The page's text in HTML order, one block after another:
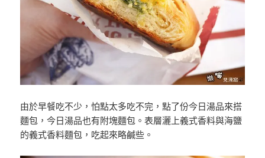
由於早餐吃不少，怕點太多吃不完，點了份今日湯品來搭
麵包，今日湯品也有附塊麵包。表層灑上義式香料與海鹽
的義式香料麵包，吃起來略鹹些。